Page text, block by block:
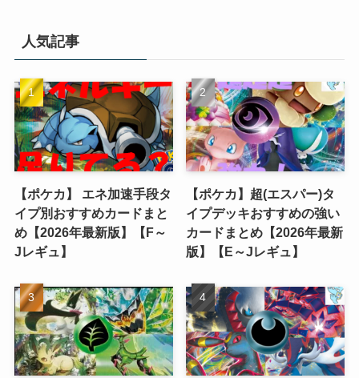
人気記事
【ポケカ】 エネ加速手段タ
イプ別おすすめカードまと
め【2026年最新版】【F～
Jレギュ】
【ポケカ】超(エスパー)タ
イプデッキおすすめの強い
カードまとめ【2026年最新
版】【E～Jレギュ】